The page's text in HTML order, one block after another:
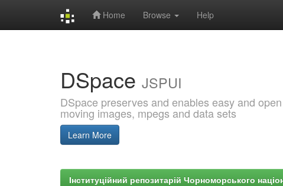
Home Browse Help
DSpace JSPUI
DSpace preserves and enables easy and
moving images, mpegs and data sets
Learn More
Інституційний репозитарій Чорноморського